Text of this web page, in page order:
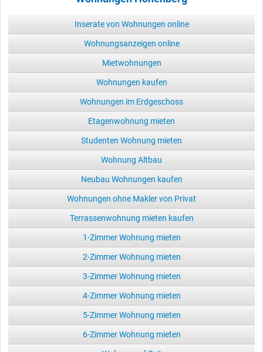
Inserate von Wohnungen online
Wohnungsanzeigen online
Mietwohnungen
Wohnungen kaufen
Wohnungen im Erdgeschoss
Etagenwohnung mieten
Studenten Wohnung mieten
Wohnung Altbau
Neubau Wohnungen kaufen
Wohnungen ohne Makler von Privat
Terrassenwohnung mieten kaufen
1-Zimmer Wohnung mieten
2-Zimmer Wohnung mieten
3-Zimmer Wohnung mieten
4-Zimmer Wohnung mieten
5-Zimmer Wohnung mieten
6-Zimmer Wohnung mieten